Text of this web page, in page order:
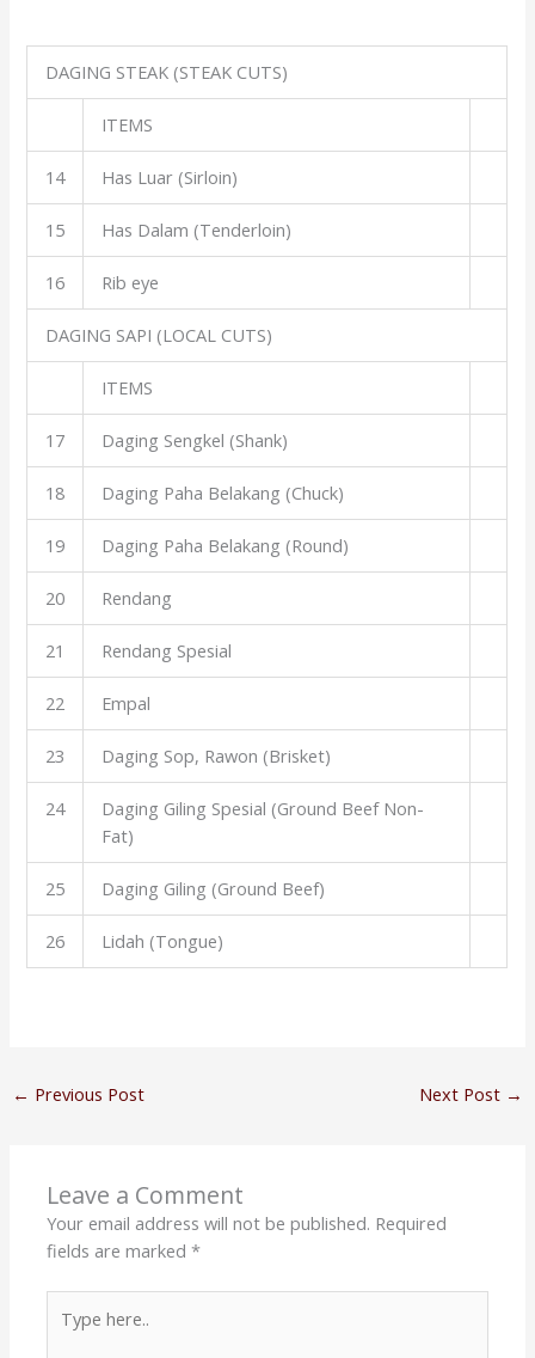
DAGING STEAK (STEAK CUTS)
ITEMS
14 Has Luar (Sirloin)
15 Has Dalam (Tenderloin)
16 Rib eye
DAGING SAPI (LOCAL CUTS)
ITEMS
17 Daging Sengkel (Shank)
18 Daging Paha Belakang (Chuck)
19 Daging Paha Belakang (Round)
20 Rendang
21 Rendang Spesial
22 Empal
23 Daging Sop, Rawon (Brisket)
24
Daging Giling Spesial (Ground Beef Non-
Fat)
25 Daging Giling (Ground Beef)
26 Lidah (Tongue)
← Previous Post Next Post →
Leave a Comment
Your email address will not be published. Required
fields are marked*
here..